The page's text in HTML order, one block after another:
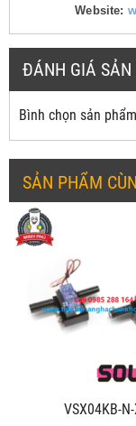
Website:
ĐÁNH GIÁ SẢN
Bình chọn sản
SẢN PHẨM
VSX04KB-